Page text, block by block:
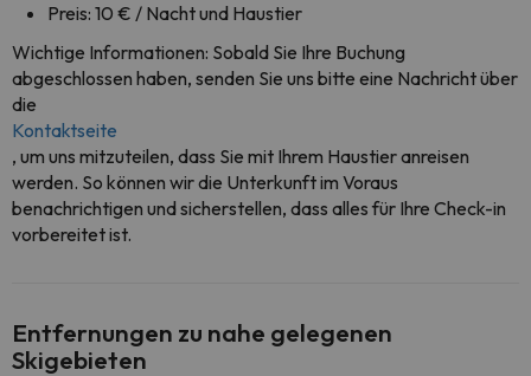
Preis: 10 € / Nacht und Haustier
Wichtige Informationen: Sobald Sie Ihre Buchung
abgeschlossen haben, senden Sie uns bitte eine Nachricht über
die
Kontaktseite
, um uns mitzuteilen, dass Sie mit Ihrem Haustier anreisen
werden. So können wir die Unterkunft im Voraus
benachrichtigen und sicherstellen, dass alles für Ihre Check-in
vorbereitet ist.
Entfernungen zu nahe gelegenen
Skigebieten